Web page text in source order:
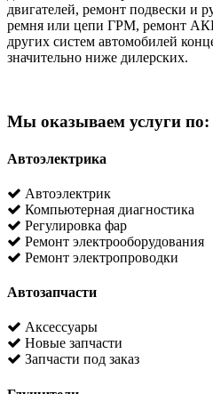
двигателей, ремонт подвески и
ремня или цепи ГРМ, ремонт
других систем автомобилей
значительно ниже дилерских.
Мы оказываем услуги по:
Автоэлектрика
Автоэлектрик
Компьютерная диагностика
Регулировка фар
Ремонт электрооборудования
Ремонт электропроводки
Автозапчасти
Аксессуары
Новые запчасти
Запчасти под заказ